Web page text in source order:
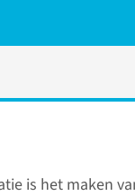
is het maken